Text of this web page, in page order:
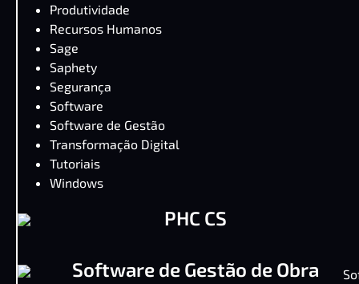
Produtividade
Recursos Humanos
Sage
Saphety
Segurança
Software
Software de Gestão
Transformação Digital
Tutoriais
Windows
PHC CS
Software de Gestão de Obra